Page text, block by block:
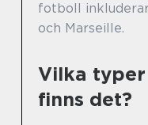
fotboll
och Marseille.
Vilka
finns det?